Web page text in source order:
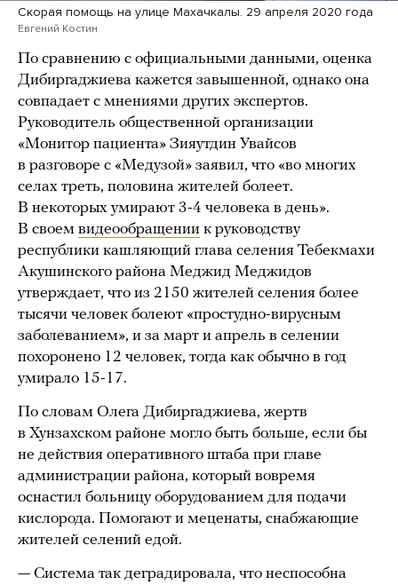
Скорая помощь на улице Махачкалы. 29 апреля 2020 года
Евгений Костин
По сравнению с официальными данными, оценка
Дибиргаджиева кажется завышенной, однако она
совпадает с мнениями других экспертов.
Руководитель общественной организации
«Монитор пациента» Зияутдин Увайсов
в разговоре с «Медузой» заявил, что «во многих
селах треть, половина жителей болеет.
В некоторых умирают 3-4 человека в день».
В своем видеообращении к руководству
республики кашляющий глава селения Тебекмахи
Акушинского района Меджид Меджидов
утверждает, что из 2150 жителей селения более
тысячи человек болеют «простудно-вирусным
заболеванием», и за март и апрель в селении
похоронено 12 человек, тогда как обычно в год
умирало 15-17.
По словам Олега Дибиргаджиева, жертв
в Хунзахском районе могло быть больше, если бы
не действия оперативного штаба при главе
администрации района, который вовремя
оснастил больницу оборудованием для подачи
кислорода. Помогают и меценаты, снабжающие
жителей селений едой.
— Система так деградировала, что неспособна